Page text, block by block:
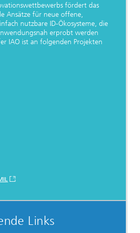
fördert das
Ansätze für neue offene,
nutzbare ID-Ökosysteme, die
erprobt werden
IAO ist an folgenden Projekten
Links